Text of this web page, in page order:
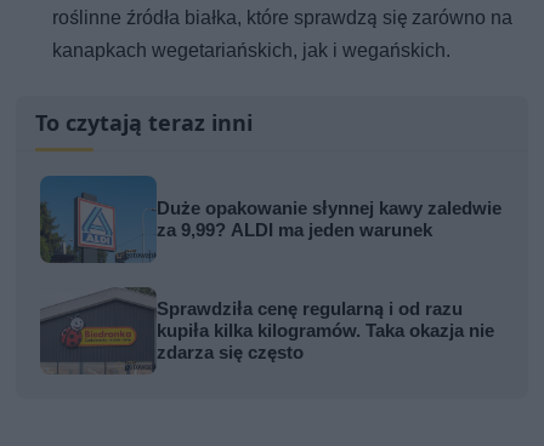
roślinne źródła białka, które sprawdzą się zarówno na
kanapkach wegetariańskich, jak i wegańskich.
To czytają teraz inni
Duże opakowanie słynnej kawy zaledwie
za 9,99? ALDI ma jeden warunek
Sprawdziła cenę regularną i od razu
kupiła kilka kilogramów. Taka okazja nie
zdarza się często